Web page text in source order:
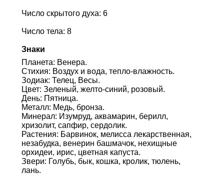
Число скрытого духа: 6
Число тела: 8
Знаки
Планета: Венера.
Стихия: Воздух и вода, тепло-влажность.
Зодиак: Телец, Весы.
Цвет: Зеленый, желто-синий, розовый.
День: Пятница.
Металл: Медь, бронза.
Минерал: Изумруд, аквамарин, берилл,
хризолит, сапфир, сердолик.
Растения: Барвинок, мелисса лекарственная,
незабудка, венерин башмачок, нехищные
орхидеи, ирис, цветная капуста.
Звери: Голубь, бык, кошка, кролик, тюлень,
лань.